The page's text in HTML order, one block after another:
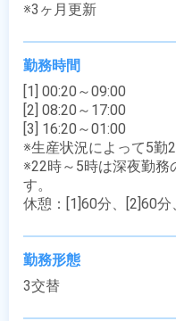
※3ヶ月更新
勤務時間
[1] 00:20～09:00
[2] 08:20～17:00
[3] 16:20～01:00
※生産状況によって5勤
※22時～5時は深夜勤務
す。
休憩：[1]60分、[2]60分
勤務形態
3交替